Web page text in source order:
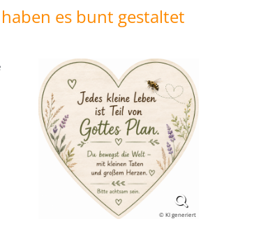
es bunt gestaltet
© KI generiert